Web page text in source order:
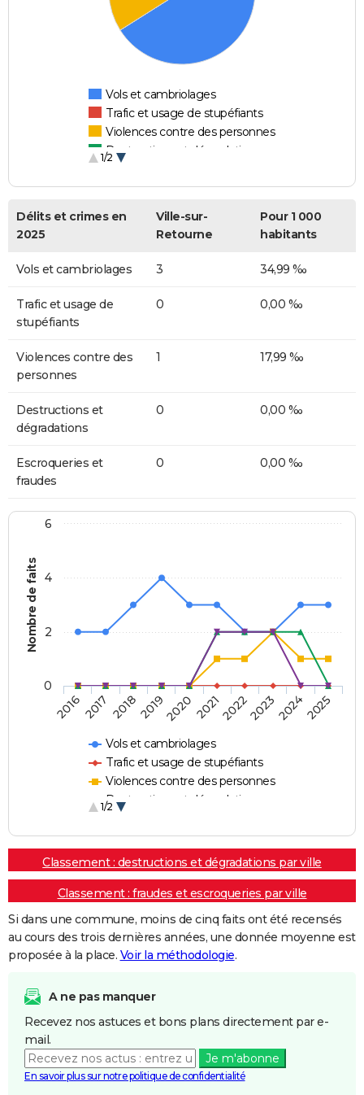
Vols et cambriolages
Trafic et usage de stupéfiants
Violences contre des personnes
Destructions et dégradations
1/2
Délits et crimes en
2025
Ville-sur-
Retourne
Pour 1 000
habitants
Vols et cambriolages 3 34,99 ‰
Trafic et usage de
stupéfiants
0 0,00 ‰
Violences contre des
personnes
1 17,99 ‰
Destructions et
dégradations
0 0,00 ‰
Escroqueries et
fraudes
0 0,00 ‰
Nombre de faits
Vols et cambriolages
Trafic et usage de stupéfiants
Violences contre des personnes
Destructions et dégradations
1/2
20162017 20182019202020212022202320242025
0
2
4
6
Classement : destructions et dégradations par ville
Classement : fraudes et escroqueries par ville
Si dans une commune, moins de cinq faits ont été recensés
au cours des trois dernières années, une donnée moyenne est
proposée à la place. Voir la méthodologie.
A ne pas manquer
Recevez nos astuces et bons plans directement par e-
mail.
Je m'abonne
En savoir plus sur notre politique de confidentialité